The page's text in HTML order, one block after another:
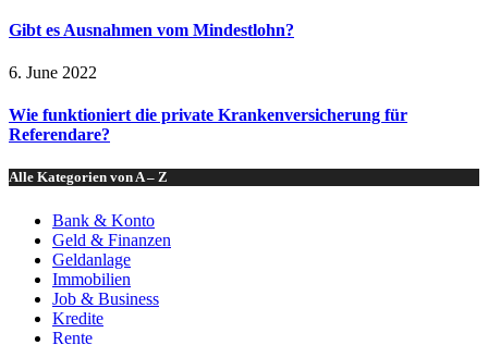
Gibt es Ausnahmen vom Mindestlohn?
6. June 2022
Wie funktioniert die private Krankenversicherung für
Referendare?
Alle Kategorien von A – Z
Bank & Konto
Geld & Finanzen
Geldanlage
Immobilien
Job & Business
Kredite
Rente